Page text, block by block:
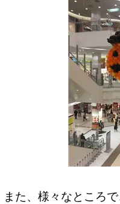
また、様々なところ